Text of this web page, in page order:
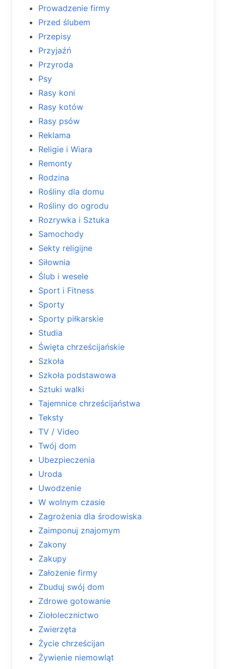
Prowadzenie firmy
Przed ślubem
Przepisy
Przyjaźń
Przyroda
Psy
Rasy koni
Rasy kotów
Rasy psów
Reklama
Religie i Wiara
Remonty
Rodzina
Rośliny dla domu
Rośliny do ogrodu
Rozrywka i Sztuka
Samochody
Sekty religijne
Siłownia
Ślub i wesele
Sport i Fitness
Sporty
Sporty piłkarskie
Studia
Święta chrześcijańskie
Szkoła
Szkoła podstawowa
Sztuki walki
Tajemnice chrześcijaństwa
Teksty
TV / Video
Twój dom
Ubezpieczenia
Uroda
Uwodzenie
W wolnym czasie
Zagrożenia dla środowiska
Zaimponuj znajomym
Zakony
Zakupy
Założenie firmy
Zbuduj swój dom
Zdrowe gotowanie
Ziołolecznictwo
Zwierzęta
Życie chrześcijan
Żywienie niemowląt